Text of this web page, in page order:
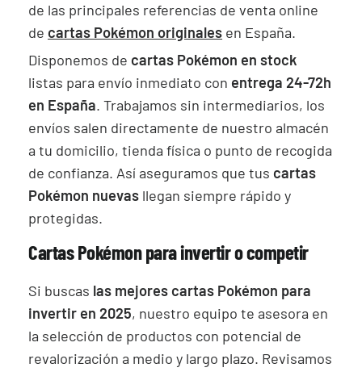
de las principales referencias de venta online
de cartas Pokémon originales en España.
Disponemos de cartas Pokémon en stock
listas para envío inmediato con entrega 24-72h
en España. Trabajamos sin intermediarios, los
envíos salen directamente de nuestro almacén
a tu domicilio, tienda física o punto de recogida
de confianza. Así aseguramos que tus cartas
Pokémon nuevas llegan siempre rápido y
protegidas.
Cartas Pokémon para invertir o competir
Si buscas las mejores cartas Pokémon para
invertir en 2025, nuestro equipo te asesora en
la selección de productos con potencial de
revalorización a medio y largo plazo. Revisamos